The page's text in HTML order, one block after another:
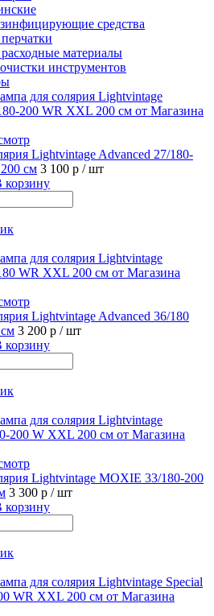
средства
материалы
инструментов
Lightvintage Advanced 27/180-
см 3 100 р / шт
корзину
Lightvintage Advanced 36/180
3 200 р / шт
корзину
Lightvintage MOXIE 33/180-200
3 300 р / шт
корзину